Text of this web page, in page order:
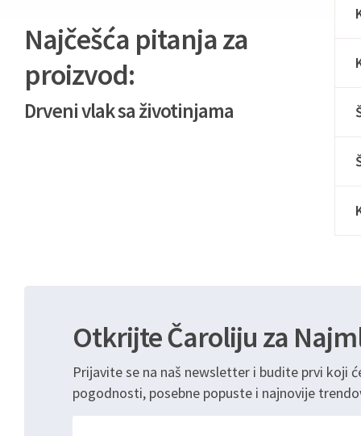
Najčešća pitanja za
proizvod:
Drveni vlak sa životinjama
Otkrijte Čaroliju za
Prijavite se na naš newsletter i budite prvi koji
pogodnosti, posebne popuste i najnovije